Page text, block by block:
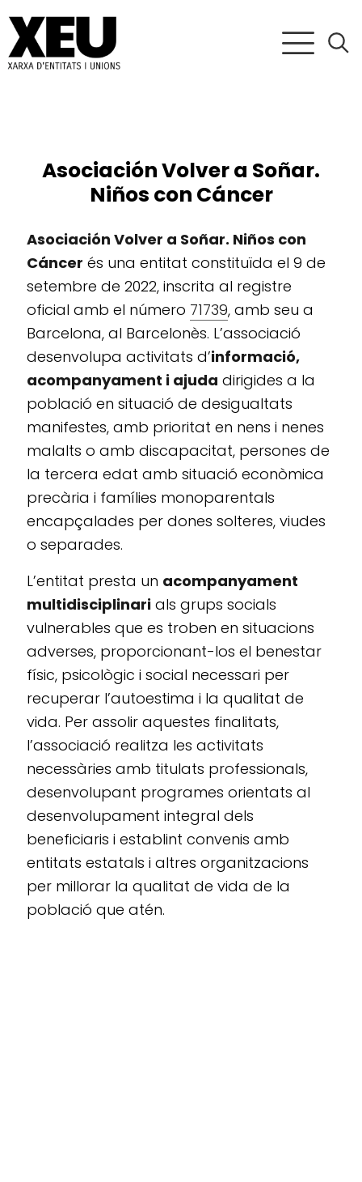
Asociación Volver a Soñar.
Niños con Cáncer
Asociación Volver a Soñar. Niños con
Cáncer és una entitat constituïda el 9 de
setembre de 2022, inscrita al registre
oficial amb el número 71739, amb seu a
Barcelona, al Barcelonès. L’associació
desenvolupa activitats d’informació,
acompanyament i ajuda dirigides a la
població en situació de desigualtats
manifestes, amb prioritat en nens i nenes
malalts o amb discapacitat, persones de
la tercera edat amb situació econòmica
precària i famílies monoparentals
encapçalades per dones solteres, viudes
o separades.
L’entitat presta un acompanyament
multidisciplinari als grups socials
vulnerables que es troben en situacions
adverses, proporcionant-los el benestar
físic, psicològic i social necessari per
recuperar l’autoestima i la qualitat de
vida. Per assolir aquestes finalitats,
l’associació realitza les activitats
necessàries amb titulats professionals,
desenvolupant programes orientats al
desenvolupament integral dels
beneficiaris i establint convenis amb
entitats estatals i altres organitzacions
per millorar la qualitat de vida de la
població que atén.